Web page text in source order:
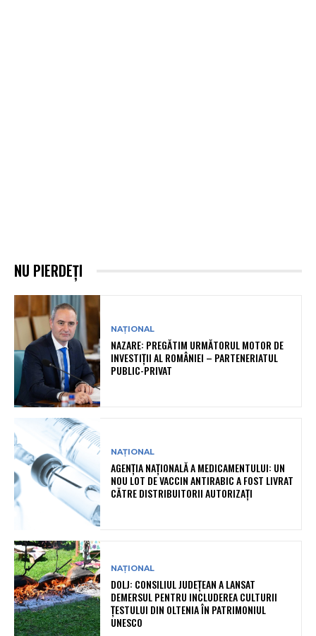
NU PIERDEȚI
NAȚIONAL
NAZARE: PREGĂTIM URMĂTORUL MOTOR DE
INVESTIȚII AL ROMÂNIEI – PARTENERIATUL
PUBLIC-PRIVAT
NAȚIONAL
AGENȚIA NAȚIONALĂ A MEDICAMENTULUI: UN
NOU LOT DE VACCIN ANTIRABIC A FOST LIVRAT
CĂTRE DISTRIBUITORII AUTORIZAȚI
NAȚIONAL
DOLJ: CONSILIUL JUDEȚEAN A LANSAT
DEMERSUL PENTRU INCLUDEREA CULTURII
ȚESTULUI DIN OLTENIA ÎN PATRIMONIUL
UNESCO